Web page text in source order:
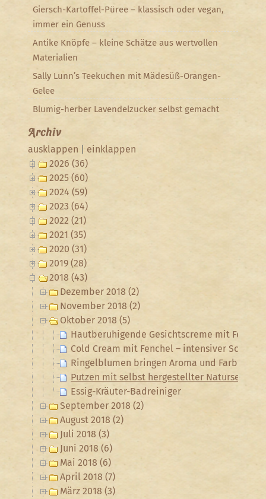
Giersch-Kartoffel-Püree – klassisch oder vegan,
immer ein Genuss
Antike Knöpfe – kleine Schätze aus wertvollen
Materialien
Sally Lunn’s Teekuchen mit Mädesüß-Orangen-
Gelee
Blumig-herber Lavendelzucker selbst gemacht
Archiv
ausklappen
einklappen
2026 (36)
2025 (60)
2024 (59)
2023 (64)
2022 (21)
2021 (35)
2020 (31)
2019 (28)
2018 (43)
Dezember 2018 (2)
November 2018 (2)
Oktober 2018 (5)
Hautberuhigende Gesichtscreme mit
Cold Cream mit Fenchel – intensiver Schutz
Ringelblumen bringen Aroma und Farbe ins
Putzen mit selbst hergestellter Naturseife
Essig-Kräuter-Badreiniger
September 2018 (2)
August 2018 (2)
Juli 2018 (3)
Juni 2018 (6)
Mai 2018 (6)
April 2018 (7)
März 2018 (3)